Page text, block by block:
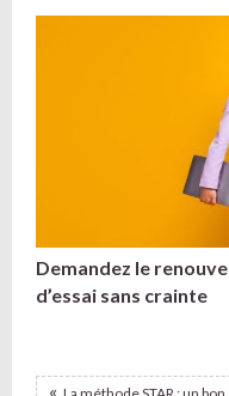
Demandez le
d’essai sans crainte